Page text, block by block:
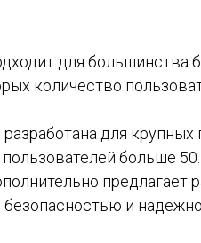
для большинства
количество
для крупных
больше
и